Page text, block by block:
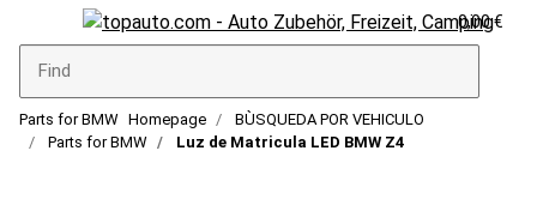
0,00 €
Parts for BMW Homepage
BÙSQUEDA POR VEHICULO
Parts for BMW
Luz de Matricula LED BMW Z4